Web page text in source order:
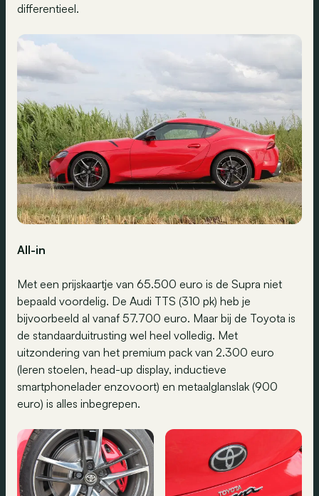
differentieel.
All-in
Met een prijskaartje van 65.500 euro is de Supra niet
bepaald voordelig. De Audi TTS (310 pk) heb je
bijvoorbeeld al vanaf 57.700 euro. Maar bij de Toyota is
de standaarduitrusting wel heel volledig. Met
uitzondering van het premium pack van 2.300 euro
(leren stoelen, head-up display, inductieve
smartphonelader enzovoort) en metaalglanslak (900
euro) is alles inbegrepen.